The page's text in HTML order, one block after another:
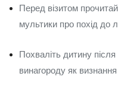
Перед візитом
мультики про похід до
Похваліть дитину
винагороду як